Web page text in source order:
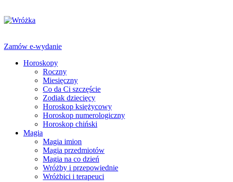
Zamów e-wydanie
Horoskopy
Roczny
Miesięczny
Co da Ci szczęście
Zodiak dziecięcy
Horoskop księżycowy
Horoskop numerologiczny
Horoskop chiński
Magia
Magia imion
Magia przedmiotów
Magia na co dzień
Wróżby i przepowiednie
Wróżbici i terapeuci